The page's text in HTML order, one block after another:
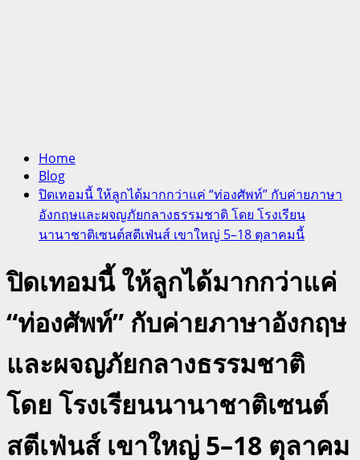
Home
Blog
ปิดเทอมนี้ ให้ลูกได้มากกว่าแค่ “ท่องศัพท์” กับค่ายภาษา
อังกฤษและผจญภัยกลางธรรมชาติ โดย โรงเรียน
นานาชาติเซนต์สตีเฟ่นส์ เขาใหญ่ 5–18 ตุลาคมนี้
ปิดเทอมนี้ ให้ลูกได้มากกว่าแค่
“ท่องศัพท์” กับค่ายภาษาอังกฤษ
และผจญภัยกลางธรรมชาติ
โดย โรงเรียนนานาชาติเซนต์
สตีเฟ่นส์ เขาใหญ่ 5–18 ตุลาคม